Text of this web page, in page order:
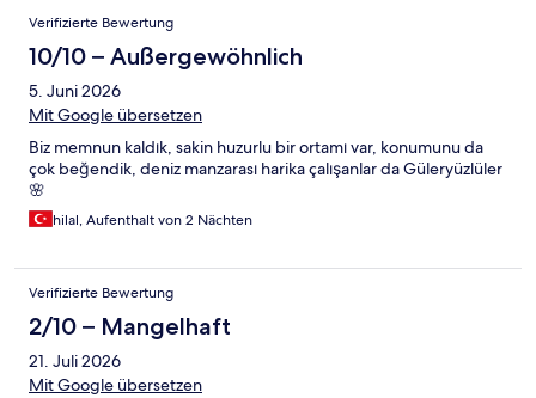
Verifizierte Bewertung
10/10 – Außergewöhnlich
5. Juni 2026
Mit Google übersetzen
Biz memnun kaldık, sakin huzurlu bir ortamı var, konumunu da
çok beğendik, deniz manzarası harika çalışanlar da Güleryüzlüler
🌸
hilal, Aufenthalt von 2 Nächten
Verifizierte Bewertung
2/10 – Mangelhaft
21. Juli 2026
Mit Google übersetzen